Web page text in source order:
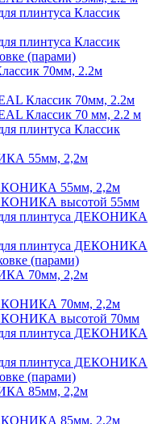
плинтуса Классик
плинтуса Классик
(парами)
70мм, 2.2м
Классик 70мм, 2.2м
Классик 70 мм, 2.2 м
плинтуса Классик
55мм, 2,2м
55мм, 2,2м
высотой 55мм
плинтуса ДЕКОНИКА
плинтуса ДЕКОНИКА
(парами)
70мм, 2,2м
70мм, 2,2м
высотой 70мм
плинтуса ДЕКОНИКА
плинтуса ДЕКОНИКА
(парами)
85мм, 2,2м
85мм, 2,2м